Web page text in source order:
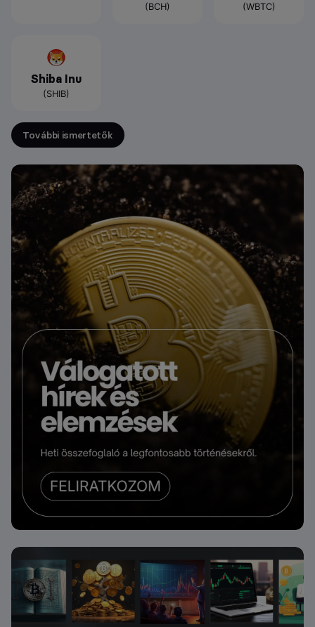
(BCH) (WBTC)
Shiba Inu
(SHIB)
További ismertetők